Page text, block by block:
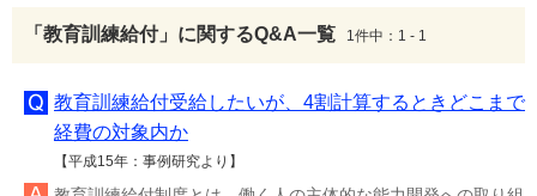
「教育訓練給付」に関するQ&A一覧 1件中：1 - 1
教育訓練給付受給したいが、4割計算するときどこまで
経費の対象内か
【平成15年：事例研究より】